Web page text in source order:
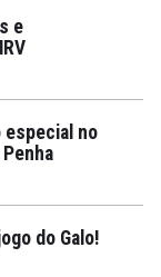
e
especial no
do Galo!